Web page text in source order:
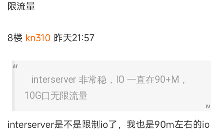
限流量
8楼 kn310 昨天21:57
interserver 非常稳，IO 一直在90+M，
10G口无限流量
interserver是不是限制io了，我也是90m左右的io